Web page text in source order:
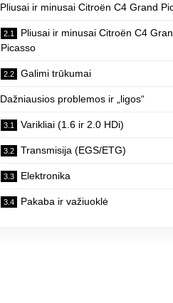
Pliusai ir minusai Citroën C4 Grand
Pliusai ir minusai Citroën C4
Picasso
Galimi trūkumai
Dažniausios problemos ir „ligos“
Varikliai (1.6 ir 2.0 HDi)
Transmisija (EGS/ETG)
Elektronika
Pakaba ir važiuoklė